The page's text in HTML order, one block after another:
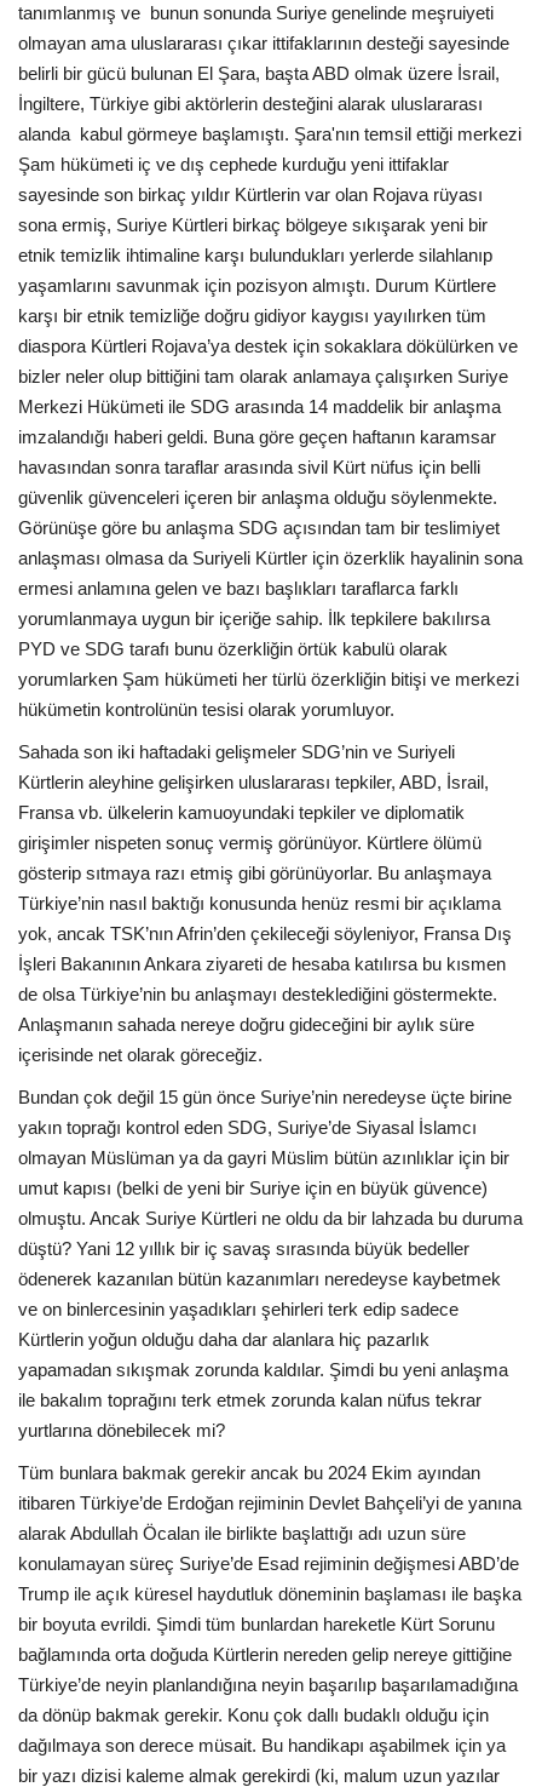
tanımlanmış ve bunun sonunda Suriye genelinde meşruiyeti
olmayan ama uluslararası çıkar ittifaklarının desteği sayesinde
belirli bir gücü bulunan El Şara, başta ABD olmak üzere İsrail,
İngiltere, Türkiye gibi aktörlerin desteğini alarak uluslararası
alanda kabul görmeye başlamıştı. Şara'nın temsil ettiği merkezi
Şam hükümeti iç ve dış cephede kurduğu yeni ittifaklar
sayesinde son birkaç yıldır Kürtlerin var olan Rojava rüyası
sona ermiş, Suriye Kürtleri birkaç bölgeye sıkışarak yeni bir
etnik temizlik ihtimaline karşı bulundukları yerlerde silahlanıp
yaşamlarını savunmak için pozisyon almıştı. Durum Kürtlere
karşı bir etnik temizliğe doğru gidiyor kaygısı yayılırken tüm
diaspora Kürtleri Rojava’ya destek için sokaklara dökülürken ve
bizler neler olup bittiğini tam olarak anlamaya çalışırken Suriye
Merkezi Hükümeti ile SDG arasında 14 maddelik bir anlaşma
imzalandığı haberi geldi. Buna göre geçen haftanın karamsar
havasından sonra taraflar arasında sivil Kürt nüfus için belli
güvenlik güvenceleri içeren bir anlaşma olduğu söylenmekte.
Görünüşe göre bu anlaşma SDG açısından tam bir teslimiyet
anlaşması olmasa da Suriyeli Kürtler için özerklik hayalinin sona
ermesi anlamına gelen ve bazı başlıkları taraflarca farklı
yorumlanmaya uygun bir içeriğe sahip. İlk tepkilere bakılırsa
PYD ve SDG tarafı bunu özerkliğin örtük kabulü olarak
yorumlarken Şam hükümeti her türlü özerkliğin bitişi ve merkezi
hükümetin kontrolünün tesisi olarak yorumluyor.
Sahada son iki haftadaki gelişmeler SDG’nin ve Suriyeli
Kürtlerin aleyhine gelişirken uluslararası tepkiler, ABD, İsrail,
Fransa vb. ülkelerin kamuoyundaki tepkiler ve diplomatik
girişimler nispeten sonuç vermiş görünüyor. Kürtlere ölümü
gösterip sıtmaya razı etmiş gibi görünüyorlar. Bu anlaşmaya
Türkiye’nin nasıl baktığı konusunda henüz resmi bir açıklama
yok, ancak TSK’nın Afrin’den çekileceği söyleniyor, Fransa Dış
İşleri Bakanının Ankara ziyareti de hesaba katılırsa bu kısmen
de olsa Türkiye’nin bu anlaşmayı desteklediğini göstermekte.
Anlaşmanın sahada nereye doğru gideceğini bir aylık süre
içerisinde net olarak göreceğiz.
Bundan çok değil 15 gün önce Suriye’nin neredeyse üçte birine
yakın toprağı kontrol eden SDG, Suriye’de Siyasal İslamcı
olmayan Müslüman ya da gayri Müslim bütün azınlıklar için bir
umut kapısı (belki de yeni bir Suriye için en büyük güvence)
olmuştu. Ancak Suriye Kürtleri ne oldu da bir lahzada bu duruma
düştü? Yani 12 yıllık bir iç savaş sırasında büyük bedeller
ödenerek kazanılan bütün kazanımları neredeyse kaybetmek
ve on binlercesinin yaşadıkları şehirleri terk edip sadece
Kürtlerin yoğun olduğu daha dar alanlara hiç pazarlık
yapamadan sıkışmak zorunda kaldılar. Şimdi bu yeni anlaşma
ile bakalım toprağını terk etmek zorunda kalan nüfus tekrar
yurtlarına dönebilecek mi?
Tüm bunlara bakmak gerekir ancak bu 2024 Ekim ayından
itibaren Türkiye’de Erdoğan rejiminin Devlet Bahçeli’yi de yanına
alarak Abdullah Öcalan ile birlikte başlattığı adı uzun süre
konulamayan süreç Suriye’de Esad rejiminin değişmesi ABD’de
Trump ile açık küresel haydutluk döneminin başlaması ile başka
bir boyuta evrildi. Şimdi tüm bunlardan hareketle Kürt Sorunu
bağlamında orta doğuda Kürtlerin nereden gelip nereye gittiğine
Türkiye’de neyin planlandığına neyin başarılıp başarılamadığına
da dönüp bakmak gerekir. Konu çok dallı budaklı olduğu için
dağılmaya son derece müsait. Bu handikapı aşabilmek için ya
bir yazı dizisi kaleme almak gerekirdi (ki, malum uzun yazılar